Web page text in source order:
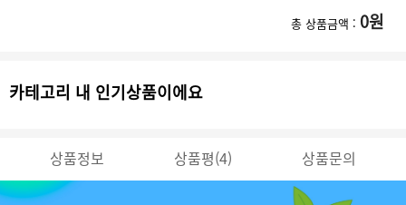
총 상품금액 : 0원
카테고리 내 인기상품이에요
상품정보 상품평(4) 상품문의